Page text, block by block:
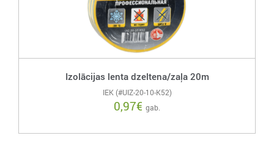
Izolācijas lenta dzeltena/zaļa 20m
IEK (#UIZ-20-10-K52)
0,97€ gab.